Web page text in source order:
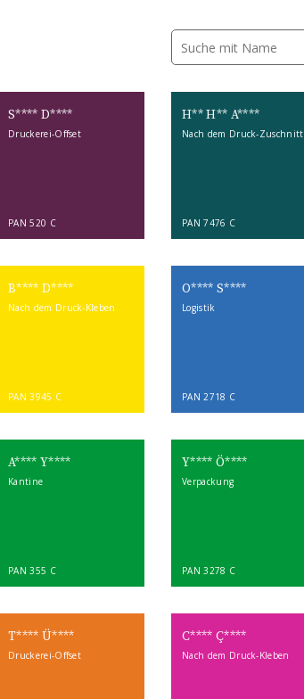
S**** D****
Druckerei-Offset
PAN 520 C
H** H** A****
Nach dem Druck-Zuschnitt
PAN 7476 C
B**** D****
Nach dem Druck-Kleben
PAN 3945 C
O**** S****
Logistik
PAN 2718 C
A**** Y****
Kantine
PAN 355 C
Y**** Ö****
Verpackung
PAN 3278 C
T**** Ü****
Druckerei-Offset
C**** Ç****
Nach dem Druck-Kleben